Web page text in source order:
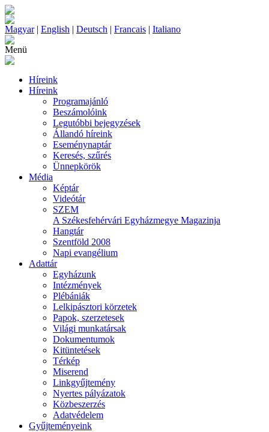
Magyar| English | Deutsch | Francais | Italiano
Menü
Híreink
Híreink
Programajánló
Beszámolóink
Legutóbbi bejegyzések
Állandó híreink
Eseménynaptár
Keresés, szűrés
Ünnepkörök
Média
Képtár
Videótár
SZEM
A Székesfehérvári Egyházmegye Magazinja
Hangtár
Szentföld 2008
Napi evangélium
Adattár
Egyházunk
Intézmények
Plébániák
Lelkipásztori körzetek
Papok, szerzetesek
Világi munkatársak
Dokumentumok
Kitüntetések
Térkép
Miserend
Linkgyűjtemény
Nyertes pályázatok
Közbeszerzés
Adatvédelem
Gyűjteményeink